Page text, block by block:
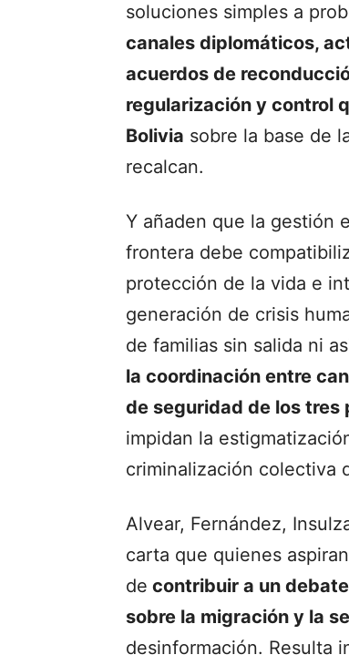
soluciones simples a
canales diplomáticos,
acuerdos de
regularización y control
Bolivia sobre la base de
recalcan.
Y añaden que la gestión
frontera debe
protección de la vida e
generación de crisis
de familias sin salida ni
la coordinación entre
de seguridad de los tres
impidan la
criminalización colectiva
Alvear, Fernández,
carta que quienes
de contribuir a un
sobre la migración y la
desinformación. Resulta